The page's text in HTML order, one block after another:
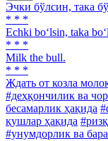
Эчки бўлсин, така
* * *
Echki bo‘lsin, taka
* * *
Milk the bull.
* * *
Ждать от козла
#деҳқончилик ва
бесамарлик ҳақида
қушлар ҳақида
#унумдорлик ва